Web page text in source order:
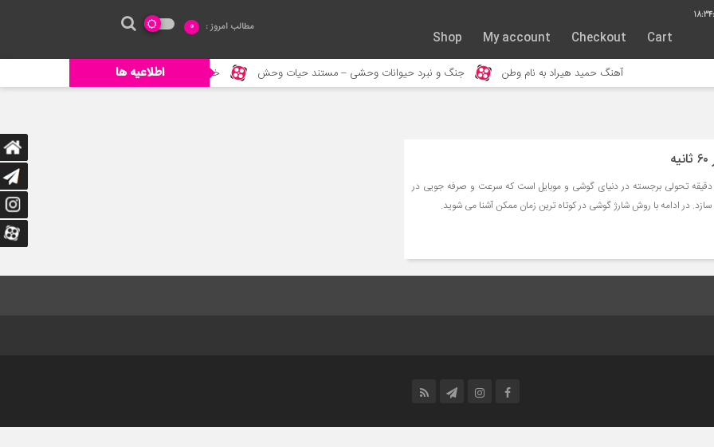
Cart
Checkout
My account
Shop
مطالب امروز : 0
اطلاعیه ها آهنگ حمید هیراد به نام وطن جنگ و نبرد حیوانات وحشی – مستند حیات وحش خورده شدن ادم توسط حیوانات وحشی
شارژ سریع گوشی تنها در 2 دقیقه تحولی برجسته در دنیای گوشی و موبایل است که سرعت و صرفه جویی در
سازد. در ادامه با روش شارژ گوشی در کوتاه ترین زمان ممکن آشنا می شوید.